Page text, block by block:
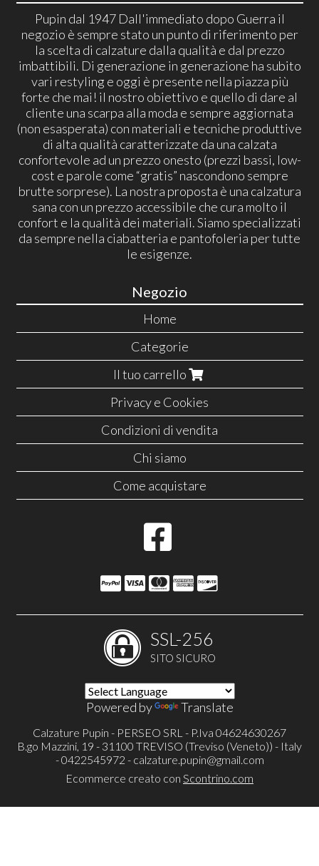
Pupin dal 1947 Dall'immediato dopo Guerra il
negozio è sempre stato un punto di riferimento per
la scelta di calzature dalla qualità e dal prezzo
imbattibili. Di generazione in generazione ha subito
vari restyling e oggi è presente nella piazza più
forte che mai! il nostro obiettivo e quello di dare al
cliente una scarpa alla moda e sempre aggiornata
(non esasperata) con materiali e tecniche produttive
di alta qualità caratterizzate da una calzata
confortevole ad un prezzo onesto (prezzi bassi, low-
cost e parole come “gratis” nascondono sempre
brutte sorprese). La nostra proposta è una calzatura
sana con un prezzo accessibile che cura molto il
confort e la qualità dei materiali. Siamo specializzati
da sempre nella ciabatteria e pantofoleria per tutte
le esigenze.
Negozio
Home
Categorie
Il tuo carrello
Privacy e Cookies
Condizioni di vendita
Chi siamo
Come acquistare
SSL-256
SITO SICURO
Powered by Translate
Calzature Pupin - PERSEO SRL - P.Iva 04624630267
B.go Mazzini, 19 - 31100 TREVISO (Treviso (Veneto)) - Italy
- 0422545972 - calzature.pupin@gmail.com
Ecommerce creato con Scontrino.com